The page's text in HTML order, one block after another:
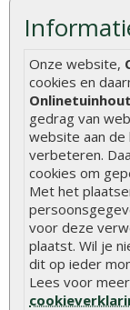
Onze website,
cookies en
gedrag van
website aan de
verbeteren.
cookies om
Met het
voor deze
plaatst. Wil je
dit op ieder
Lees voor
Meer info